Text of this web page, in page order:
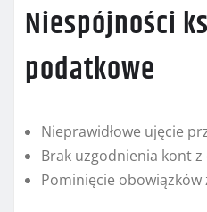
Niespójności
podatkowe
Nieprawidłowe ujęcie
Brak uzgodnienia kont
Pominięcie obowiązków